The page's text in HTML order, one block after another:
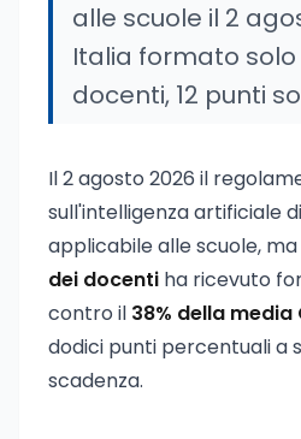
alle scuole il 2
Italia formato solo
docenti, 12 punti
Il 2 agosto 2026 il
sull'intelligenza artificiale
applicabile alle scuole, ma
dei docenti ha ricevuto
contro il 38% della media
dodici punti percentuali a
scadenza.